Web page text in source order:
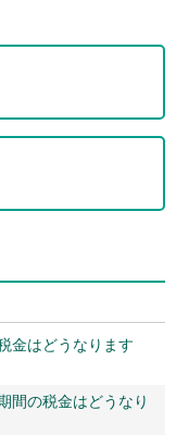
金はどうなります
間の税金はどうなり